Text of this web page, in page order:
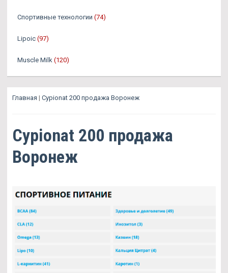
Спортивные технологии (74)
Lipoic (97)
Muscle Milk (120)
Главная | Cypionat 200 продажа Воронеж
Cypionat 200 продажа
Воронеж